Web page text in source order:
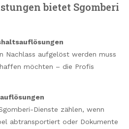
bietet Sgomberi
Nachlass aufgelöst werden muss
möchten – die Profis
Dienste zählen, wenn
abtransportiert oder Dokumente